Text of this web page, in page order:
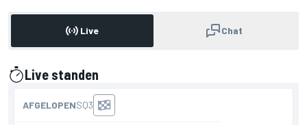
Live Chat
Live standen